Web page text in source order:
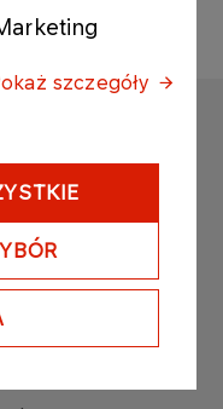
szczegóły